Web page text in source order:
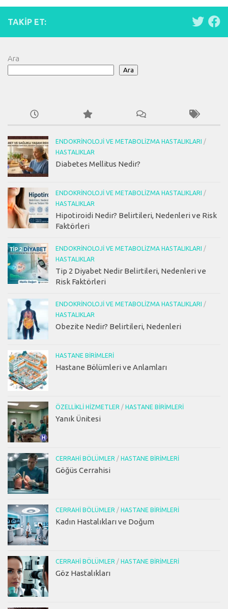
TAKIP ET:
Ara
Ara
ENDOKRINOLOJI VE METABOLIZMA HASTALIKLARI
/
HASTALIKLAR
Diabetes Mellitus Nedir?
ENDOKRINOLOJI VE METABOLIZMA HASTALIKLARI
/
HASTALIKLAR
Hipotiroidi Nedir? Belirtileri, Nedenleri ve Risk
Faktörleri
ENDOKRINOLOJI VE METABOLIZMA HASTALIKLARI
/
HASTALIKLAR
Tip 2 Diyabet Nedir Belirtileri, Nedenleri ve
Risk Faktörleri
ENDOKRINOLOJI VE METABOLIZMA HASTALIKLARI
/
HASTALIKLAR
Obezite Nedir? Belirtileri, Nedenleri
HASTANE BIRIMLERI
Hastane Bölümleri ve Anlamları
ÖZELLIKLI HIZMETLER / HASTANE BIRIMLERI
Yanık Ünitesi
CERRAHI BÖLÜMLER / HASTANE BIRIMLERI
Göğüs Cerrahisi
CERRAHI BÖLÜMLER / HASTANE BIRIMLERI
Kadın Hastalıkları ve Doğum
CERRAHI BÖLÜMLER / HASTANE BIRIMLERI
Göz Hastalıkları